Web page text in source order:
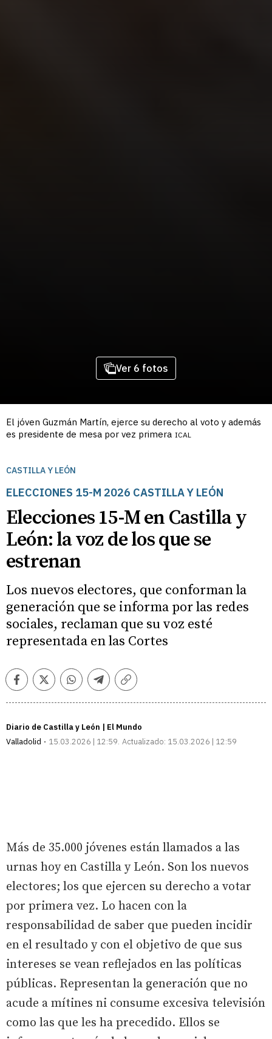
Ver 6 fotos
El jóven Guzmán Martín, ejerce su derecho al voto y además
es presidente de mesa por vez primera ICAL
CASTILLA Y LEÓN
ELECCIONES 15-M 2026 CASTILLA Y LEÓN
Elecciones 15-M en Castilla y
León: la voz de los que se
estrenan
Los nuevos electores, que conforman la
generación que se informa por las redes
sociales, reclaman que su voz esté
representada en las Cortes
FacebookTwitterWhatsappTelegramCopiar
Diario de Castilla y León | El Mundo
Valladolid
15.03.2026 | 12:59 Actualizado: 15.03.2026 | 12:59
Más de 35.000 jóvenes están llamados a las
urnas hoy en Castilla y León. Son los nuevos
electores; los que ejercen su derecho a votar
por primera vez. Lo hacen con la
responsabilidad de saber que pueden incidir
en el resultado y con el objetivo de que sus
intereses se vean reflejados en las políticas
públicas. Representan la generación que no
acude a mítines ni consume excesiva televisión
como las que les ha precedido. Ellos se